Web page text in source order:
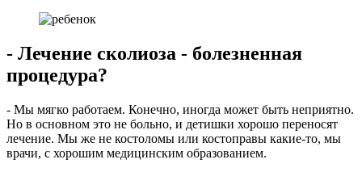
- Лечение сколиоза - болезненная
процедура?
- Мы мягко работаем. Конечно, иногда может быть неприятно.
Но в основном это не больно, и детишки хорошо переносят
лечение. Мы же не костоломы или костоправы какие-то, мы
врачи, с хорошим медицинским образованием.